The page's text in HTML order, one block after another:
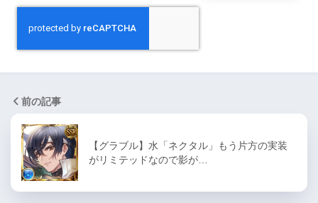
前の記事
【グラブル】水「ネクタル」もう片方の実装
がリミテッドなので影が…